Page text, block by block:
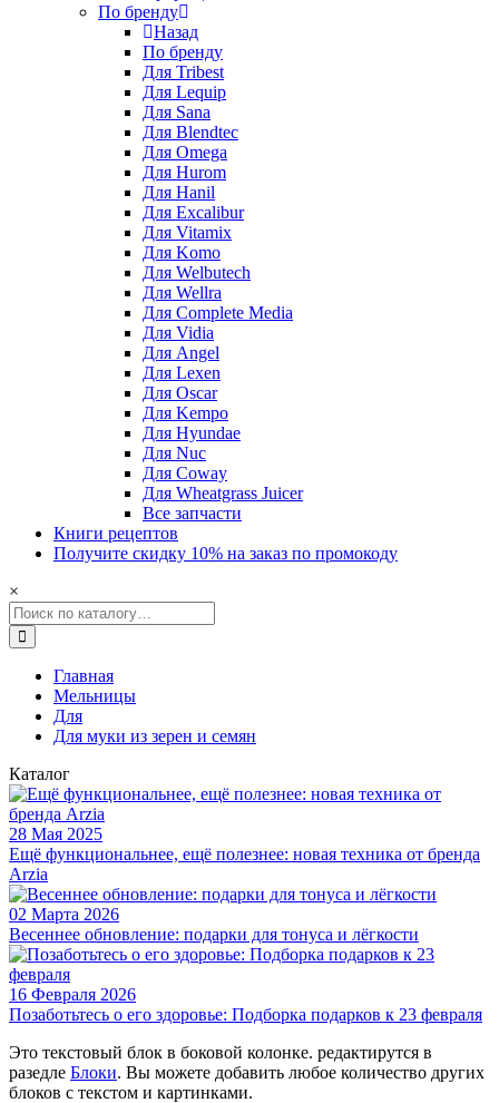
По бренду
Назад
По бренду
Для Tribest
Для Lequip
Для Sana
Для Blendtec
Для Omega
Для Hurom
Для Hanil
Для Excalibur
Для Vitamix
Для Komo
Для Welbutech
Для Wellra
Для Complete Media
Для Vidia
Для Angel
Для Lexen
Для Oscar
Для Kempo
Для Hyundae
Для Nuc
Для Coway
Для Wheatgrass Juicer
Все запчасти
Книги рецептов
Получите скидку 10% на заказ по промокоду
×
Главная
Мельницы
Для
Для муки из зерен и семян
Для муки из зерен и семян
Ручная мельница для зерна KoMo Handmill
Кухонная мельница KoMo Handmill подходит для помола:
- мягких злаков (пшеницы, ржи, ячменя);
- твёрдого зерна (риса, гречки, кукурузы);
- бобов;
Каталог
28 Мая 2025
Ещё функциональнее, ещё полезнее: новая техника от бренда
Arzia
02 Марта 2026
Весеннее обновление: подарки для тонуса и лёгкости
16 Февраля 2026
Позаботьтесь о его здоровье: Подборка подарков к 23 февраля
Это текстовый блок в боковой колонке. редактирутся в
разедле Блоки. Вы можете добавить любое количество других
блоков с текстом и картинками.